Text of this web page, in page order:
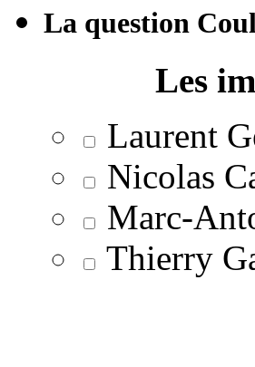
La question
Les
Laurent
Nicolas
Marc-
Thierry